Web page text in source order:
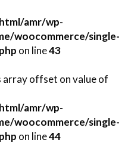
amr/wp-
woocommerce/single-
on line43
array offset on value of
amr/wp-
woocommerce/single-
on line44